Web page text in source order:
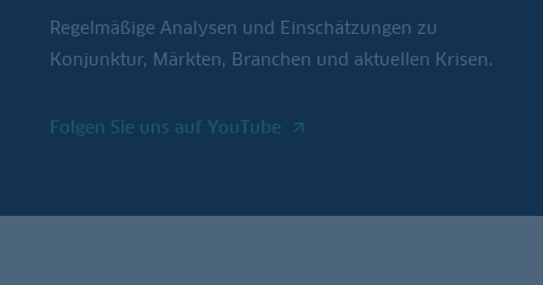
Regelmäßige Analysen und Einschätzungen zu
Konjunktur, Märkten, Branchen und aktuellen Krisen.
Folgen Sie uns auf YouTube